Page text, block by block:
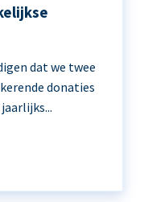
dat we twee
donaties